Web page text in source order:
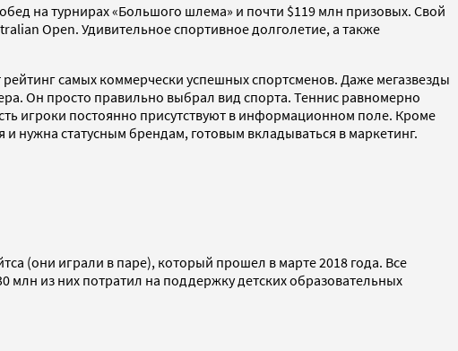
на турнирах «Большого шлема» и почти $119 млн призовых. Свой
Open. Удивительное спортивное долголетие, а также
самых коммерчески успешных спортсменов. Даже мегазвезды
Он просто правильно выбрал вид спорта. Теннис равномерно
игроки постоянно присутствуют в информационном поле. Кроме
нужна статусным брендам, готовым вкладываться в маркетинг.
(они играли в паре), который прошел в марте 2018 года. Все
из них потратил на поддержку детских образовательных